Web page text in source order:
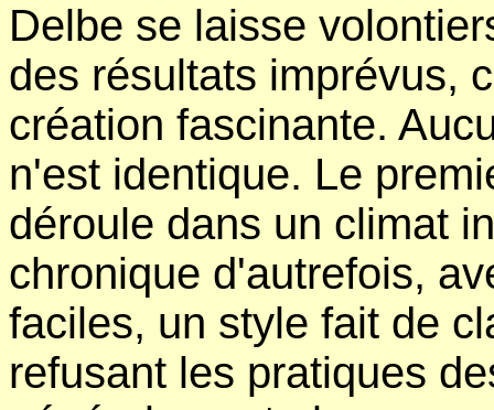
Delbe se laisse
des résultats imprévus,
création fascinante.
n'est identique. Le
déroule dans un climat
chronique d'autrefois,
faciles, un style fait de
refusant les pratiques